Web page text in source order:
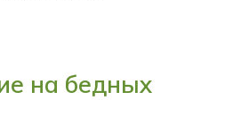
на бедных